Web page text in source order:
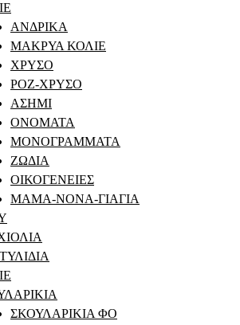
ΑΝΔΡΙΚΑ
ΜΑΚΡΥΑ ΚΟΛΙΕ
ΧΡΥΣΟ
ΡΟΖ-ΧΡΥΣΟ
ΑΣΗΜΙ
ΟΝΟΜΑΤΑ
ΜΟΝΟΓΡΑΜΜΑΤΑ
ΖΩΔΙΑ
ΟΙΚΟΓΕΝΕΙΕΣ
ΜΑΜΑ-ΝΟΝΑ-ΓΙΑΓΙΑ
ΣΚΟΥΛΑΡΙΚΙΑ ΦΟ